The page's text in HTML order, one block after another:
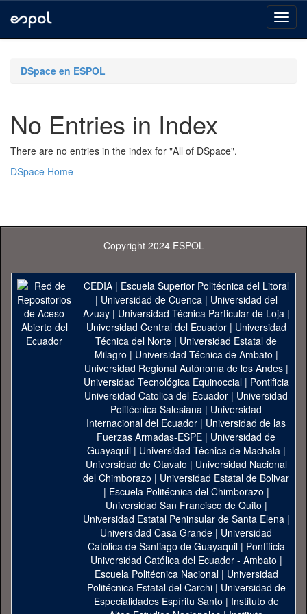
navigationDSpace en ESPOL
No Entries in Index
There are no entries in the index for "All of DSpace".
DSpace Home
Copyright 2024 ESPOL
CEDIA| Escuela Superior Politécnica del Litoral
| Universidad de Cuenca| Universidad del
Azuay| Universidad Técnica Particular de Loja|
Universidad Central del Ecuador| Universidad
Técnica del Norte | Universidad Estatal de
Milagro | Universidad Técnica de Ambato |
Universidad Regional Autónoma de los Andes|
Universidad Tecnológica Equinoccial| Pontificia
Universidad Catolica del Ecuador | Universidad
Politécnica Salesiana | Universidad
Internacional del Ecuador | Universidad de las
Fuerzas Armadas-ESPE | Universidad de
Guayaquil| Universidad Técnica de Machala|
Universidad de Otavalo | Universidad Nacional
del Chimborazo | Universidad Estatal de Bolivar
| Escuela Politécnica del Chimborazo |
Universidad San Francisco de Quito |
Universidad Estatal Peninsular de Santa Elena|
Universidad Casa Grande | Universidad
Católica de Santiago de Guayaquil| Pontificia
Universidad Católica del Ecuador - Ambato |
Escuela Politécnica Nacional| Universidad
Politécnica Estatal del Carchi| Universidad de
Especialidades Espíritu Santo | Instituto de